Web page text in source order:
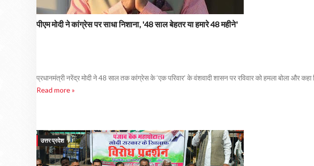
पीएम मोदी ने कांग्रेस पर साधा निशाना, '48 साल बेहतर या हमारे 48 महीने'
प्रधानमंत्री नरेंद्र मोदी ने 48 साल तक कांग्रेस के ‘एक परिवार’ के वंशवादी शासन पर रविवार को हमला बोला और कहा
Read more »
उत्तर प्रदेश